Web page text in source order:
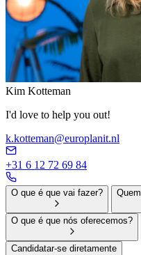
Kim Kotteman
I'd love to help you out!
k.kotteman@europlanit.nl
+31 6 12 72 69 84
O que é que vai fazer?
O que é que nós oferecemos?
Candidatar-se diretamente